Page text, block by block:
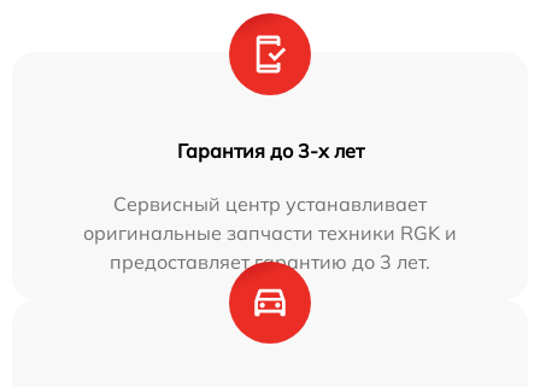
Гарантия до 3-х лет
Сервисный центр устанавливает
оригинальные запчасти техники RGK и
предоставляет гарантию до 3 лет.